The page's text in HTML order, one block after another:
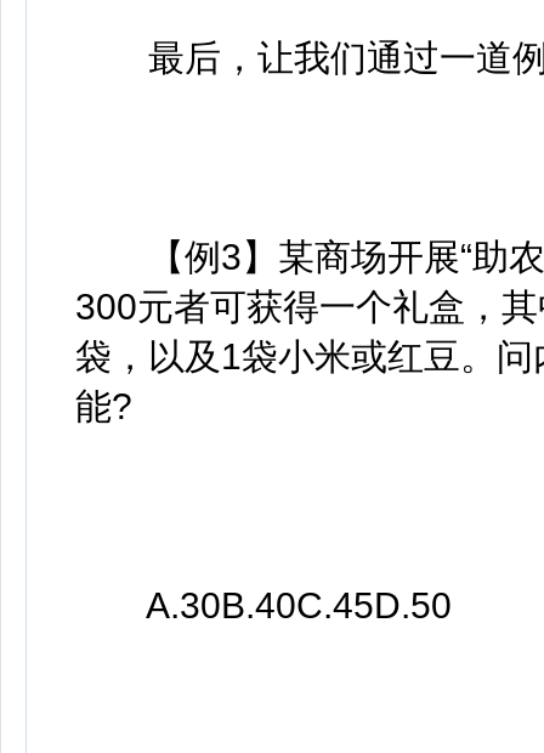
最后，让我们通过一道例
【例3】某商场开展“助农
300元者可获得一个礼盒，
袋，以及1袋小米或红豆。
能?
A.30B.40C.45D.50